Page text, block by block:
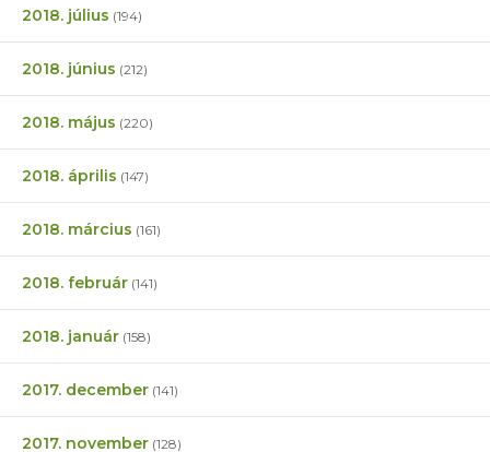
2018. július (194)
2018. június (212)
2018. május (220)
2018. április (147)
2018. március (161)
2018. február (141)
2018. január (158)
2017. december (141)
2017. november (128)